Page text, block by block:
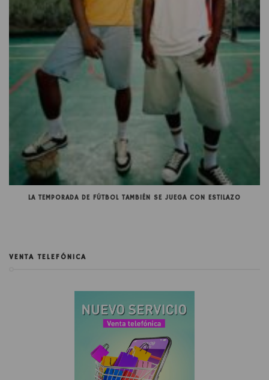
LA TEMPORADA DE FÚTBOL TAMBIÉN SE JUEGA CON ESTILAZO
VENTA TELEFÓNICA